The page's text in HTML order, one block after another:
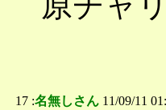
17 :名無しさん 11/09/11